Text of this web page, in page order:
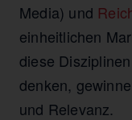
Media) und
einheitlichen
diese
denken,
und Relevanz.